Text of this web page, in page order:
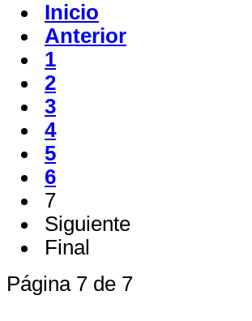
Inicio
Anterior
1
2
3
4
5
6
7
Siguiente
Final
Página 7 de 7